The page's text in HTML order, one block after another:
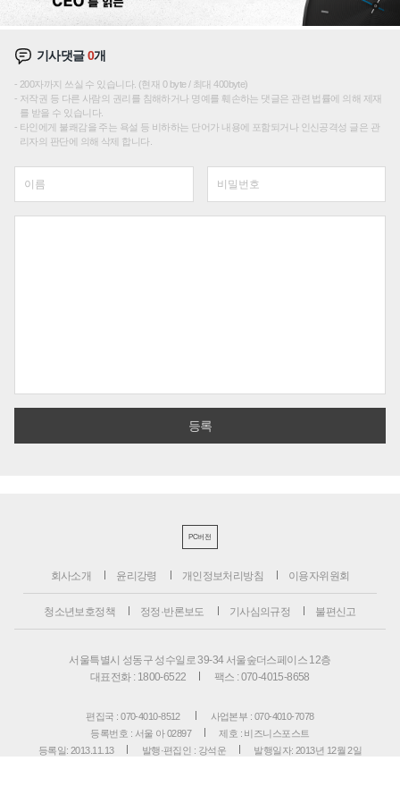
기사댓글0개
200자까지 쓰실 수 있습니다. (현재 0 byte / 최대 400byte)
저작권 등 다른 사람의 권리를 침해하거나 명예를 훼손하는 댓글은 관련 법률에 의해 제재
를 받을 수 있습니다.
타인에게 불쾌감을 주는 욕설 등 비하하는 단어가 내용에 포함되거나 인신공격성 글은 관
리자의 판단에 의해 삭제 합니다.
PC버전
회사소개 윤리강령 개인정보처리방침 이용자위원회
청소년보호정책 정정·반론보도 기사심의규정 불편신고
서울특별시 성동구 성수일로 39-34 서울숲더스페이스 12층
대표전화 : 1800-6522
팩스 : 070-4015-8658
편집국 : 070-4010-8512
사업본부 : 070-4010-7078
등록번호 : 서울 아 02897
제호 : 비즈니스포스트
등록일: 2013.11.13
발행·편집인 : 강석운
발행일자: 2013년 12월 2일